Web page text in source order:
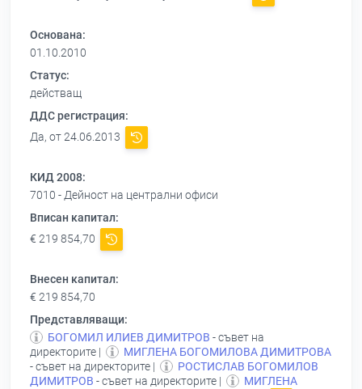
Основана:
01.10.2010
Статус:
действащ
ДДС регистрация:
Да, от 24.06.2013
КИД 2008:
7010 - Дейност на централни офиси
Вписан капитал:
€ 219 854,70
Внесен капитал:
€ 219 854,70
Представляващи:
БОГОМИЛ ИЛИЕВ ДИМИТРОВ - съвет на
директорите |
МИГЛЕНА БОГОМИЛОВА ДИМИТРОВА
- съвет на директорите |
РОСТИСЛАВ БОГОМИЛОВ
ДИМИТРОВ - съвет на директорите |
МИГЛЕНА